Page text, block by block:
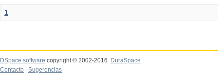
1
DSpace software copyright © 2002-2016
DuraSpace
Contacto
Sugerencias